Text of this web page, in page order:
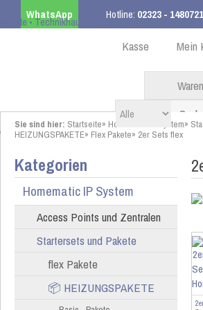
WhatsApp Hotline: 02323 - 1480721
ab 99,00 € innerhalb
Mein
Kasse
Sie sind hier: Startseite» Homematic IP System»
HEIZUNGSPAKETE» Flex Pakete» 2er Sets flex
Kategorien
Homematic IP System
Access Points und Zentralen
Startersets und Pakete
flex Pakete
📦 HEIZUNGSPAKETE
2er